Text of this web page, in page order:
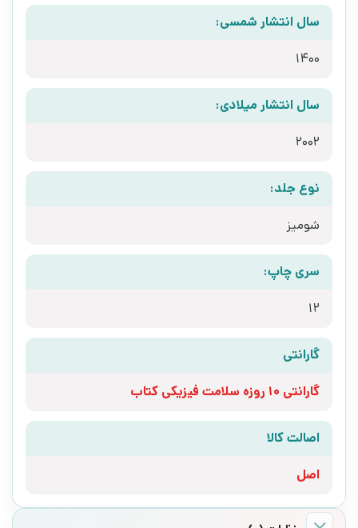
سال انتشار شمسی:
1400
سال انتشار میلادی:
2002
نوع جلد:
شومیز
سری چاپ:
12
گارانتی
گارانتی 10 روزه سلامت فیزیکی کتاب
اصالت کالا
اصل